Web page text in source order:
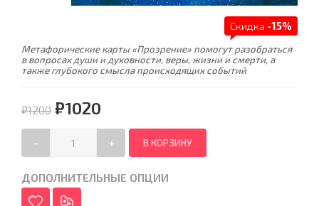
Скидка -15%
Метафорические карты «Прозрение» помогут разобраться
в вопросах души и духовности, веры, жизни и смерти, а
также глубокого смысла происходящих событий
₽1200 ₽1020
- +
ДОПОЛНИТЕЛЬНЫЕ ОПЦИИ